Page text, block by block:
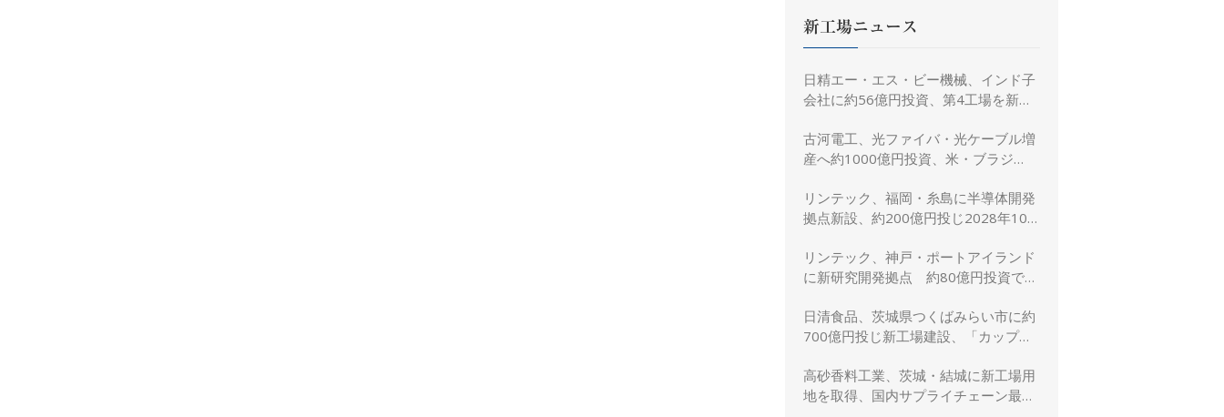
新工場ニュース
日精エー・エス・ビー機械、インド子
会社に約56億円投資、第4工場を新設
古河電工、光ファイバ・光ケーブル増
産へ約1000億円投資、米・ブラジ
リンテック、福岡・糸島に半導体開発
拠点新設、約200億円投じ2028年10
リンテック、神戸・ポートアイランド
に新研究開発拠点 約80億円投資で新
日清食品、茨城県つくばみらい市に約
700億円投じ新工場建設、「カップヌ
高砂香料工業、茨城・結城に新工場用
地を取得、国内サプライチェーン最適